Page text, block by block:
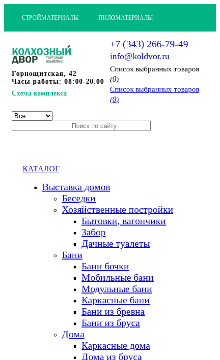
СТРОЙМАТЕРИАЛЫ ПИЛОМАТЕРИАЛЫ
Горнощитская, 42
Часы работы: 08:00-20.00
Схема комплекса
+7 (343) 266-79-49
info@koldvor.ru
Cписок выбранных товаров
(0)
Cписок выбранных товаров
(0)
КАТАЛОГ
Выставка домов
Беседки
Хозяйственные постройки
Бытовки, вагончики
Забор
Дачные туалеты
Бани
Бани бочки
Мобильные бани
Модульные бани
Каркасные бани
Бани из бревна
Бани из бруса
Дома
Каркасные дома
Дома из бруса